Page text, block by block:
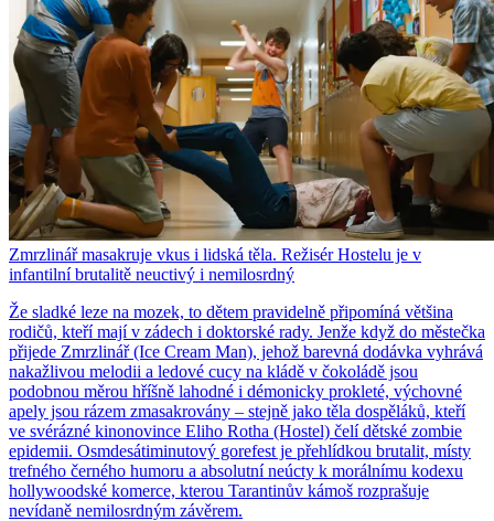
Zmrzlinář masakruje vkus i lidská těla. Režisér Hostelu je v
infantilní brutalitě neuctivý i nemilosrdný
Že sladké leze na mozek, to dětem pravidelně připomíná většina
rodičů, kteří mají v zádech i doktorské rady. Jenže když do městečka
přijede Zmrzlinář (Ice Cream Man), jehož barevná dodávka vyhrává
nakažlivou melodii a ledové cucy na kládě v čokoládě jsou
podobnou měrou hříšně lahodné i démonicky prokleté, výchovné
apely jsou rázem zmasakrovány – stejně jako těla dospěláků, kteří
ve svérázné kinonovince Eliho Rotha (Hostel) čelí dětské zombie
epidemii. Osmdesátiminutový gorefest je přehlídkou brutalit, místy
trefného černého humoru a absolutní neúcty k morálnímu kodexu
hollywoodské komerce, kterou Tarantinův kámoš rozprašuje
nevídaně nemilosrdným závěrem.